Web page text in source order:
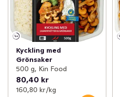
Kyckling med
Grönsaker
500 g, Kin Food
80,40 kr
160,80 kr /kg